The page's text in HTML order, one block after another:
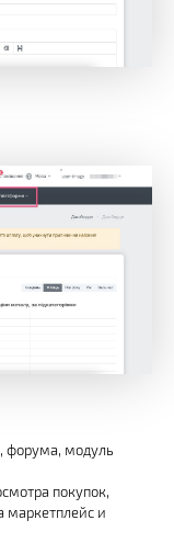
форума, модуль
покупок,
маркетплейс и